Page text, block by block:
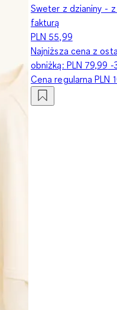
Sweter z dzianiny -
fakturą
PLN 55,99
Najniższa cena z
obniżką: PLN 79,99 -
Cena regularnaPLN